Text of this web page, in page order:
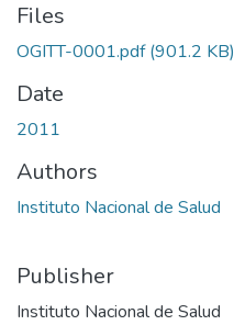
Files
OGITT-0001.pdf(901.2 KB)
Date
2011
Authors
Instituto Nacional de Salud
Publisher
Instituto Nacional de Salud